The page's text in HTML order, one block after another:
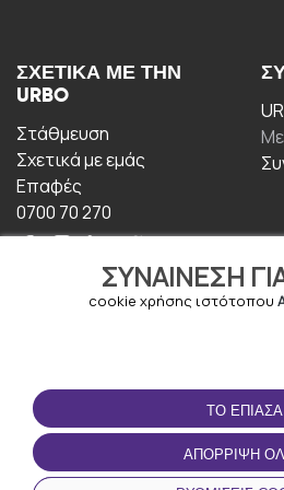
ΣΥΝΑΊΝΕΣΗ
cookie χρήσης ιστότοπου
ΤΟ ΈΠΙΑΣΑ
ΑΠΌΡΡΙΨΗ
ΣΧΕΤΙΚΆ ΜΕ ΤΗΝ
URBO
Στάθμευση
Σχετικά με εμάς
Επαφές
0700 70 270
ΟΡΟΙ ΧΡΉΣΗΣ
Οροι και Προϋποθέσεις
Πολιτική απορρήτου